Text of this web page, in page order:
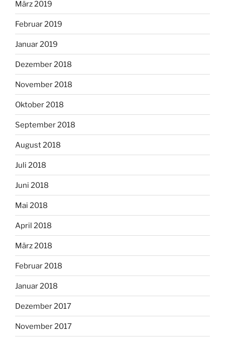
März 2019
Februar 2019
Januar 2019
Dezember 2018
November 2018
Oktober 2018
September 2018
August 2018
Juli 2018
Juni 2018
Mai 2018
April 2018
März 2018
Februar 2018
Januar 2018
Dezember 2017
November 2017